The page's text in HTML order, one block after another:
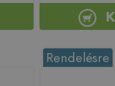
Rendelésre